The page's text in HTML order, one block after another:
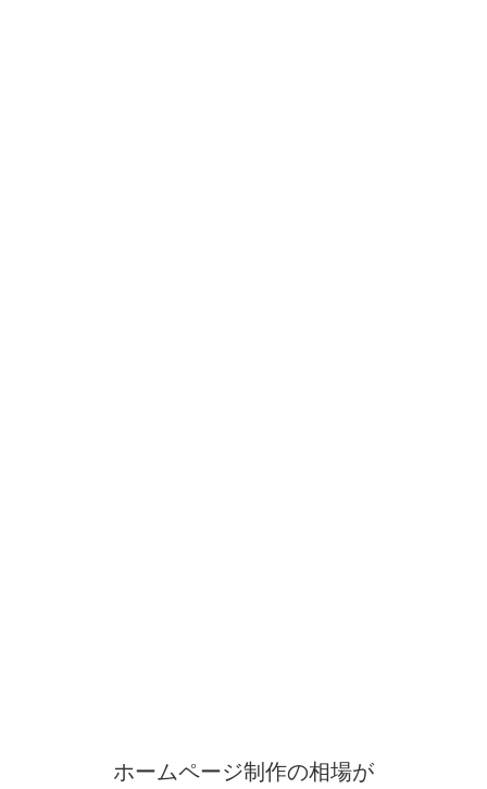
ホームページ制作の相場が